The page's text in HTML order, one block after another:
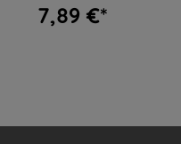
7,89 €*